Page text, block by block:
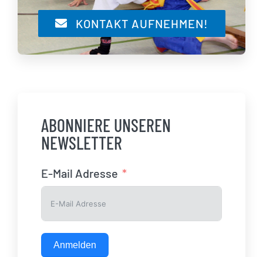
KONTAKT AUFNEHMEN!
ABONNIERE UNSEREN
NEWSLETTER
E-Mail Adresse
Anmelden